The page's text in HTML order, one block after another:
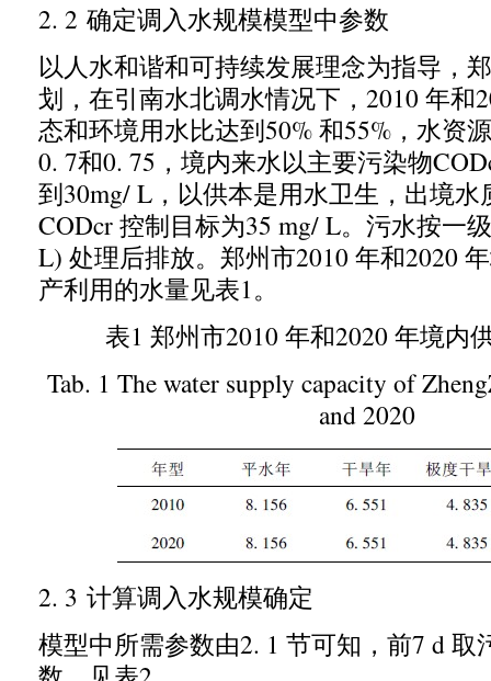
2. 2 确定调入水规模模型中参数
以人水和谐和可持续发展理念为指导 ，
划 ， 在引南水北调水情况下 ，2010 年和
态和环境用水比达到50%和55%， 水资
0. 7和0. 75， 境内来水以主要污染物
到30mg/ L， 以供本是用水卫生 ， 出境水
CODcr控制目标为35 mg/ L。污水按一
L) 处理后排放。郑州市2010 年和2020
产利用的水量见表1。
表1 郑州市2010 年和2020 年境内
Tab. 1 The water supply capacity of
and 2020
2. 3 计算调入水规模确定
模型中所需参数由2. 1 节可知 ， 前7 d取